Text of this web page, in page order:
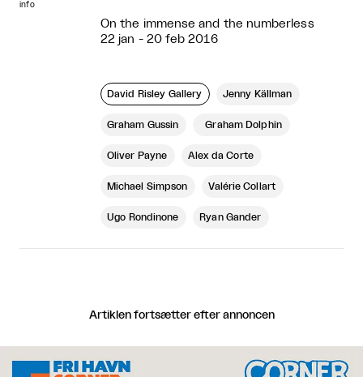
info
On the immense and the numberless
22 jan - 20 feb 2016
David Risley Gallery Jenny Källman
Graham Gussin Graham Dolphin
Oliver Payne Alex da Corte
Michael Simpson Valérie Collart
Ugo Rondinone Ryan Gander
Artiklen fortsætter efter annoncen